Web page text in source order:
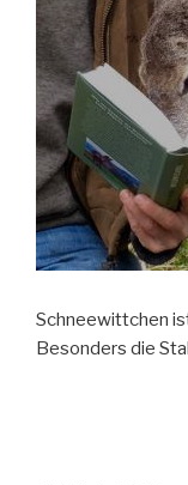
Schneewittchen
Besonders die